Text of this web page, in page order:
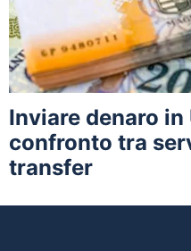
Inviare denaro in
confronto tra
transfer